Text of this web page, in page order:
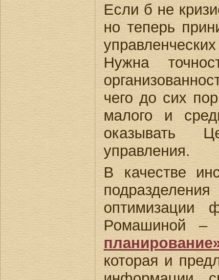
Если б не
но теперь
Нужна
чего до сих
малого и
оказывать
управления.
В качестве
оптимизации
Ромашиной –
которая и